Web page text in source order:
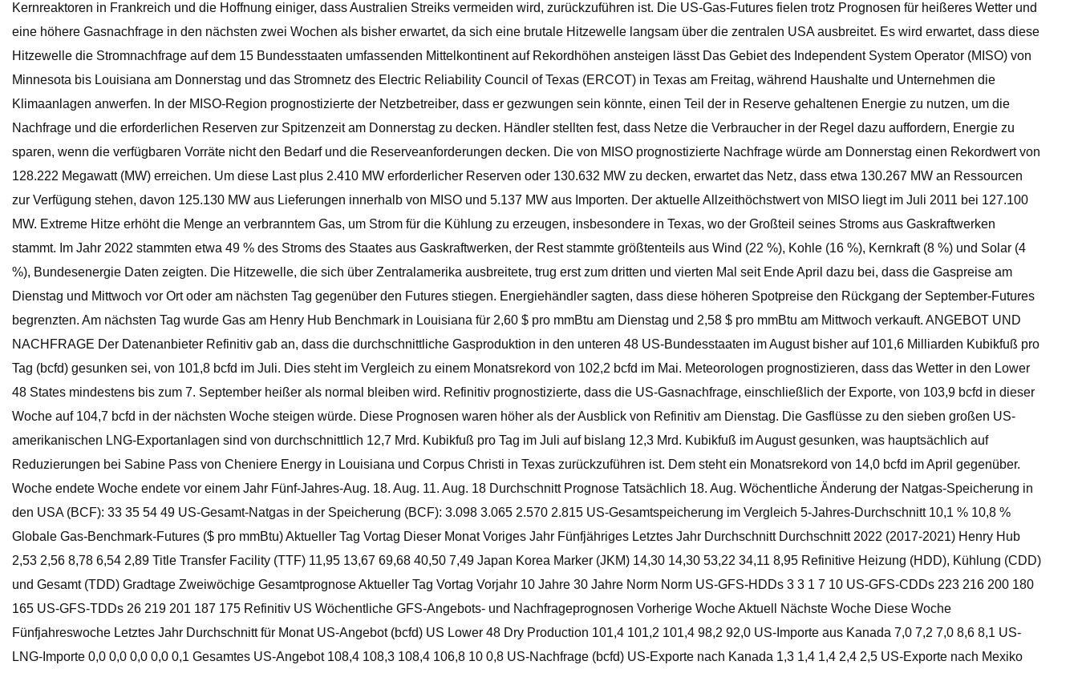
Kernreaktoren in Frankreich und die Hoffnung einiger, dass Australien Streiks vermeiden wird, zurückzuführen ist. Die US-Gas-Futures fielen trotz Prognosen für heißeres Wetter und
eine höhere Gasnachfrage in den nächsten zwei Wochen als bisher erwartet, da sich eine brutale Hitzewelle langsam über die zentralen USA ausbreitet. Es wird erwartet, dass diese
Hitzewelle die Stromnachfrage auf dem 15 Bundesstaaten umfassenden Mittelkontinent auf Rekordhöhen ansteigen lässt Das Gebiet des Independent System Operator (MISO) von
Minnesota bis Louisiana am Donnerstag und das Stromnetz des Electric Reliability Council of Texas (ERCOT) in Texas am Freitag, während Haushalte und Unternehmen die
Klimaanlagen anwerfen. In der MISO-Region prognostizierte der Netzbetreiber, dass er gezwungen sein könnte, einen Teil der in Reserve gehaltenen Energie zu nutzen, um die
Nachfrage und die erforderlichen Reserven zur Spitzenzeit am Donnerstag zu decken. Händler stellten fest, dass Netze die Verbraucher in der Regel dazu auffordern, Energie zu
sparen, wenn die verfügbaren Vorräte nicht den Bedarf und die Reserveanforderungen decken. Die von MISO prognostizierte Nachfrage würde am Donnerstag einen Rekordwert von
128.222 Megawatt (MW) erreichen. Um diese Last plus 2.410 MW erforderlicher Reserven oder 130.632 MW zu decken, erwartet das Netz, dass etwa 130.267 MW an Ressourcen
zur Verfügung stehen, davon 125.130 MW aus Lieferungen innerhalb von MISO und 5.137 MW aus Importen. Der aktuelle Allzeithöchstwert von MISO liegt im Juli 2011 bei 127.100
MW. Extreme Hitze erhöht die Menge an verbranntem Gas, um Strom für die Kühlung zu erzeugen, insbesondere in Texas, wo der Großteil seines Stroms aus Gaskraftwerken
stammt. Im Jahr 2022 stammten etwa 49 % des Stroms des Staates aus Gaskraftwerken, der Rest stammte größtenteils aus Wind (22 %), Kohle (16 %), Kernkraft (8 %) und Solar (4
%), Bundesenergie Daten zeigten. Die Hitzewelle, die sich über Zentralamerika ausbreitete, trug erst zum dritten und vierten Mal seit Ende April dazu bei, dass die Gaspreise am
Dienstag und Mittwoch vor Ort oder am nächsten Tag gegenüber den Futures stiegen. Energiehändler sagten, dass diese höheren Spotpreise den Rückgang der September-Futures
begrenzten. Am nächsten Tag wurde Gas am Henry Hub Benchmark in Louisiana für 2,60 $ pro mmBtu am Dienstag und 2,58 $ pro mmBtu am Mittwoch verkauft. ANGEBOT UND
NACHFRAGE Der Datenanbieter Refinitiv gab an, dass die durchschnittliche Gasproduktion in den unteren 48 US-Bundesstaaten im August bisher auf 101,6 Milliarden Kubikfuß pro
Tag (bcfd) gesunken sei, von 101,8 bcfd im Juli. Dies steht im Vergleich zu einem Monatsrekord von 102,2 bcfd im Mai. Meteorologen prognostizieren, dass das Wetter in den Lower
48 States mindestens bis zum 7. September heißer als normal bleiben wird. Refinitiv prognostizierte, dass die US-Gasnachfrage, einschließlich der Exporte, von 103,9 bcfd in dieser
Woche auf 104,7 bcfd in der nächsten Woche steigen würde. Diese Prognosen waren höher als der Ausblick von Refinitiv am Dienstag. Die Gasflüsse zu den sieben großen US-
amerikanischen LNG-Exportanlagen sind von durchschnittlich 12,7 Mrd. Kubikfuß pro Tag im Juli auf bislang 12,3 Mrd. Kubikfuß im August gesunken, was hauptsächlich auf
Reduzierungen bei Sabine Pass von Cheniere Energy in Louisiana und Corpus Christi in Texas zurückzuführen ist. Dem steht ein Monatsrekord von 14,0 bcfd im April gegenüber.
Woche endete Woche endete vor einem Jahr Fünf-Jahres-Aug. 18. Aug. 11. Aug. 18 Durchschnitt Prognose Tatsächlich 18. Aug. Wöchentliche Änderung der Natgas-Speicherung in
den USA (BCF): 33 35 54 49 US-Gesamt-Natgas in der Speicherung (BCF): 3.098 3.065 2.570 2.815 US-Gesamtspeicherung im Vergleich 5-Jahres-Durchschnitt 10,1 % 10,8 %
Globale Gas-Benchmark-Futures ($ pro mmBtu) Aktueller Tag Vortag Dieser Monat Voriges Jahr Fünfjähriges Letztes Jahr Durchschnitt Durchschnitt 2022 (2017-2021) Henry Hub
2,53 2,56 8,78 6,54 2,89 Title Transfer Facility (TTF) 11,95 13,67 69,68 40,50 7,49 Japan Korea Marker (JKM) 14,30 14,30 53,22 34,11 8,95 Refinitive Heizung (HDD), Kühlung (CDD)
und Gesamt (TDD) Gradtage Zweiwöchige Gesamtprognose Aktueller Tag Vortag Vorjahr 10 Jahre 30 Jahre Norm Norm US-GFS-HDDs 3 3 1 7 10 US-GFS-CDDs 223 216 200 180
165 US-GFS-TDDs 26 219 201 187 175 Refinitiv US Wöchentliche GFS-Angebots- und Nachfrageprognosen Vorherige Woche Aktuell Nächste Woche Diese Woche
Fünfjahreswoche Letztes Jahr Durchschnitt für Monat US-Angebot (bcfd) US Lower 48 Dry Production 101,4 101,2 101,4 98,2 92,0 US-Importe aus Kanada 7,0 7,2 7,0 8,6 8,1 US-
LNG-Importe 0,0 0,0 0,0 0,0 0,1 Gesamtes US-Angebot 108,4 108,3 108,4 106,8 10 0,8 US-Nachfrage (bcfd) US-Exporte nach Kanada 1,3 1,4 1,4 2,4 2,5 US-Exporte nach Mexiko